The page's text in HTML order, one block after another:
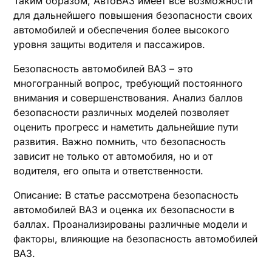
для дальнейшего повышения безопасности своих
автомобилей и обеспечения более высокого
уровня защиты водителя и пассажиров.
Безопасность автомобилей ВАЗ – это
многогранный вопрос, требующий постоянного
внимания и совершенствования. Анализ баллов
безопасности различных моделей позволяет
оценить прогресс и наметить дальнейшие пути
развития. Важно помнить, что безопасность
зависит не только от автомобиля, но и от
водителя, его опыта и ответственности.
Описание: В статье рассмотрена безопасность
автомобилей ВАЗ и оценка их безопасности в
баллах. Проанализированы различные модели и
факторы, влияющие на безопасность автомобилей
ВАЗ.